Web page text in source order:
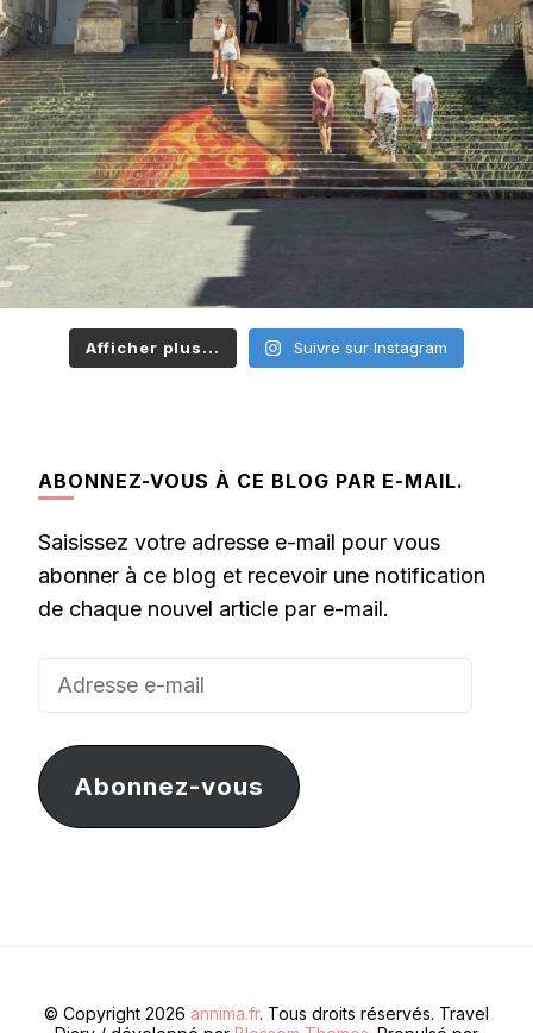
Afficher plus... Suivre sur Instagram
ABONNEZ-VOUS À CE BLOG PAR E-MAIL.
Saisissez votre adresse e-mail pour vous
abonner à ce blog et recevoir une notification
de chaque nouvel article par e-mail.
Adresse
mail
Abonnez-vous
© Copyright 2026 annima.fr. Tous droits réservés. Travel